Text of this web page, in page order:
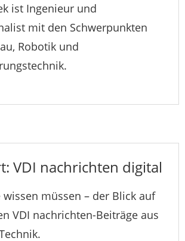
ist Ingenieur und
mit den Schwerpunkten
Robotik und
VDI nachrichten digital
wissen müssen – der Blick auf
VDI nachrichten-Beiträge aus